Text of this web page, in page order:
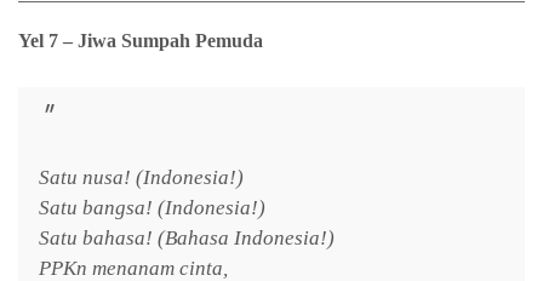
Yel 7 – Jiwa Sumpah Pemuda
Satu nusa! (Indonesia!)
Satu bangsa! (Indonesia!)
Satu bahasa! (Bahasa Indonesia!)
PPKn menanam cinta,